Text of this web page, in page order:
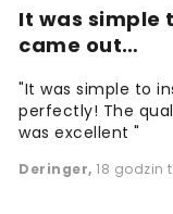
It was simple
came out…
"It was simple to
perfectly! The
was excellent "
Deringer, 18 godzin